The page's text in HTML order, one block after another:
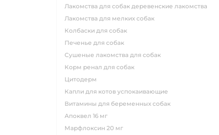
лакомства для собак деревенские лакомства
лакомства для мелких собак
колбаски для собак
печенье для собак
сушеные лакомства для собак
корм ренал для собак
цитодерм
капли для котов успокаивающие
витамины для беременных собак
апоквел 16 мг
марфлоксин 20 мг